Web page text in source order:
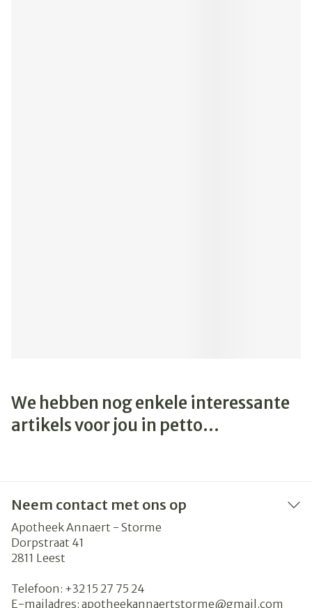
We hebben nog enkele interessante
artikels voor jou in petto...
Neem contact met ons op
Apotheek Annaert - Storme
Dorpstraat 41
2811 Leest
Telefoon: +32 15 27 75 24
E-mailadres: apotheekannaertstorme@gmail.com